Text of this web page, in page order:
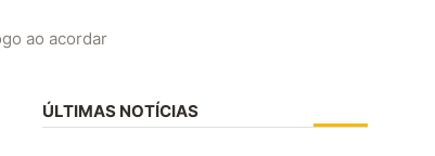
ao acordar
ÚLTIMAS NOTÍCIAS